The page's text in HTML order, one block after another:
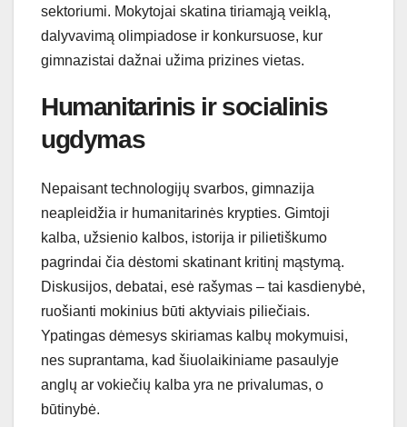
sektoriumi. Mokytojai skatina tiriamąją veiklą,
dalyvavimą olimpiadose ir konkursuose, kur
gimnazistai dažnai užima prizines vietas.
Humanitarinis ir socialinis
ugdymas
Nepaisant technologijų svarbos, gimnazija
neapleidžia ir humanitarinės krypties. Gimtoji
kalba, užsienio kalbos, istorija ir pilietiškumo
pagrindai čia dėstomi skatinant kritinį mąstymą.
Diskusijos, debatai, esė rašymas – tai kasdienybė,
ruošianti mokinius būti aktyviais piliečiais.
Ypatingas dėmesys skiriamas kalbų mokymuisi,
nes suprantama, kad šiuolaikiniame pasaulyje
anglų ar vokiečių kalba yra ne privalumas, o
būtinybė.